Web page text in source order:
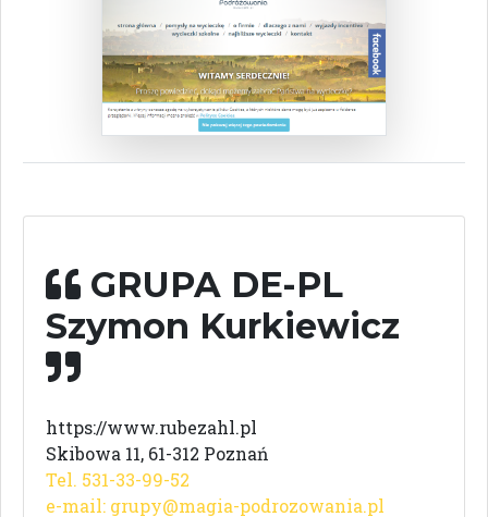
GRUPA DE-PL
Szymon Kurkiewicz
https://www.rubezahl.pl
Skibowa 11, 61-312 Poznań
Tel. 531-33-99-52
e-mail: grupy@magia-podrozowania.pl